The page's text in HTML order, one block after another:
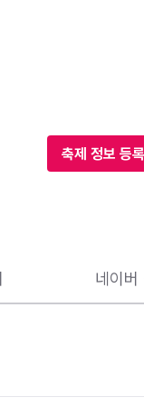
축제 정보 등
네이버